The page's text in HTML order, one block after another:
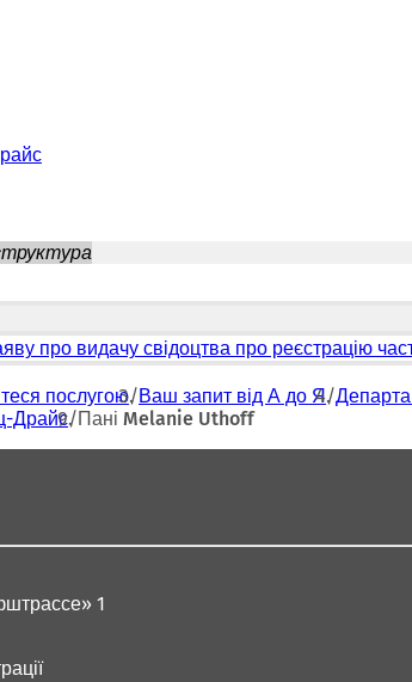
про видачу свідоцтва про реєстрацію
послугою Ваш запит від А до Я
Драйс Пані Melanie Uthoff
1